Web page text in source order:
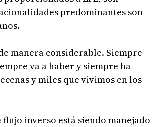
predominantes son
manera considerable. Siempre
va a haber y siempre ha
y miles que vivimos en los
inverso está siendo manejado